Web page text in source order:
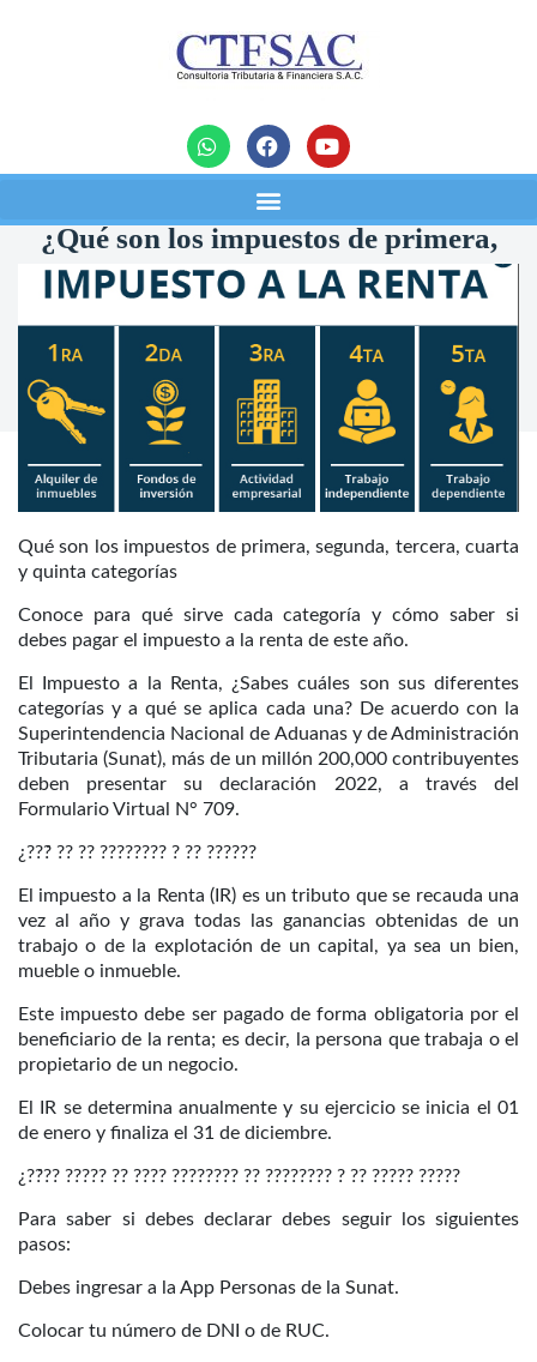
noticias
¿Qué son los impuestos de primera,
segunda, tercera, cuarta y quinta
30/05/2023
Qué son los impuestos de primera, segunda, tercera, cuarta
y quinta categorías
Conoce para qué sirve cada categoría y cómo saber si
debes pagar el impuesto a la renta de este año.
El Impuesto a la Renta, ¿Sabes cuáles son sus diferentes
categorías y a qué se aplica cada una? De acuerdo con la
Superintendencia Nacional de Aduanas y de Administración
Tributaria (Sunat), más de un millón 200,000 contribuyentes
deben presentar su declaración 2022, a través del
Formulario Virtual N° 709.
¿???́ ?? ?? ???????? ? ?? ??????
El impuesto a la Renta (IR) es un tributo que se recauda una
vez al año y grava todas las ganancias obtenidas de un
trabajo o de la explotación de un capital, ya sea un bien,
mueble o inmueble.
Este impuesto debe ser pagado de forma obligatoria por el
beneficiario de la renta; es decir, la persona que trabaja o el
propietario de un negocio.
El IR se determina anualmente y su ejercicio se inicia el 01
de enero y finaliza el 31 de diciembre.
¿??́?? ????? ?? ???? ???????? ?? ???????? ? ?? ????? ?????
Para saber si debes declarar debes seguir los siguientes
pasos:
Debes ingresar a la App Personas de la Sunat.
Colocar tu número de DNI o de RUC.